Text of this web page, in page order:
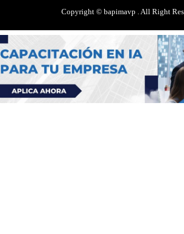
Copyright © bapimavp . All Right